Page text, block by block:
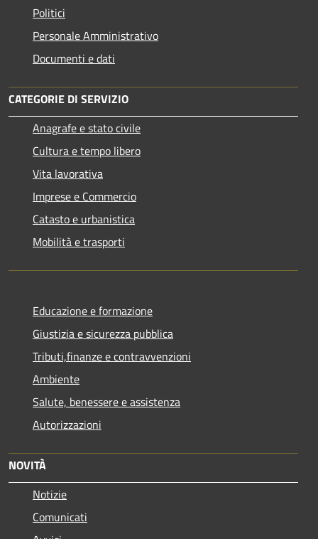
Politici
Personale Amministrativo
Documenti e dati
CATEGORIE DI SERVIZIO
Anagrafe e stato civile
Cultura e tempo libero
Vita lavorativa
Imprese e Commercio
Catasto e urbanistica
Mobilità e trasporti
Educazione e formazione
Giustizia e sicurezza pubblica
Tributi,finanze e contravvenzioni
Ambiente
Salute, benessere e assistenza
Autorizzazioni
NOVITÀ
Notizie
Comunicati